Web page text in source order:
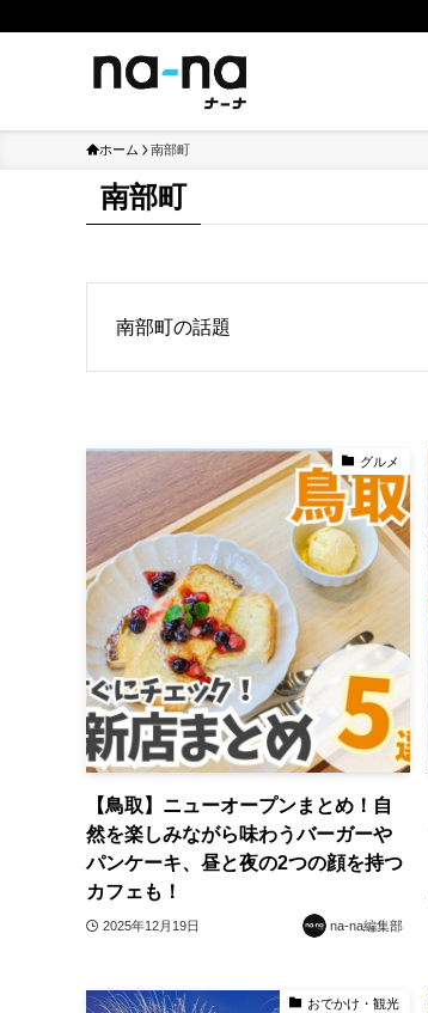
ホーム 南部町
南部町
南部町の話題
グルメ
【鳥取】ニューオープンまとめ！自
然を楽しみながら味わうバーガーや
パンケーキ、昼と夜の2つの顔を持つ
カフェも！
2025年12月19日 na-na編集部
おでかけ・観光